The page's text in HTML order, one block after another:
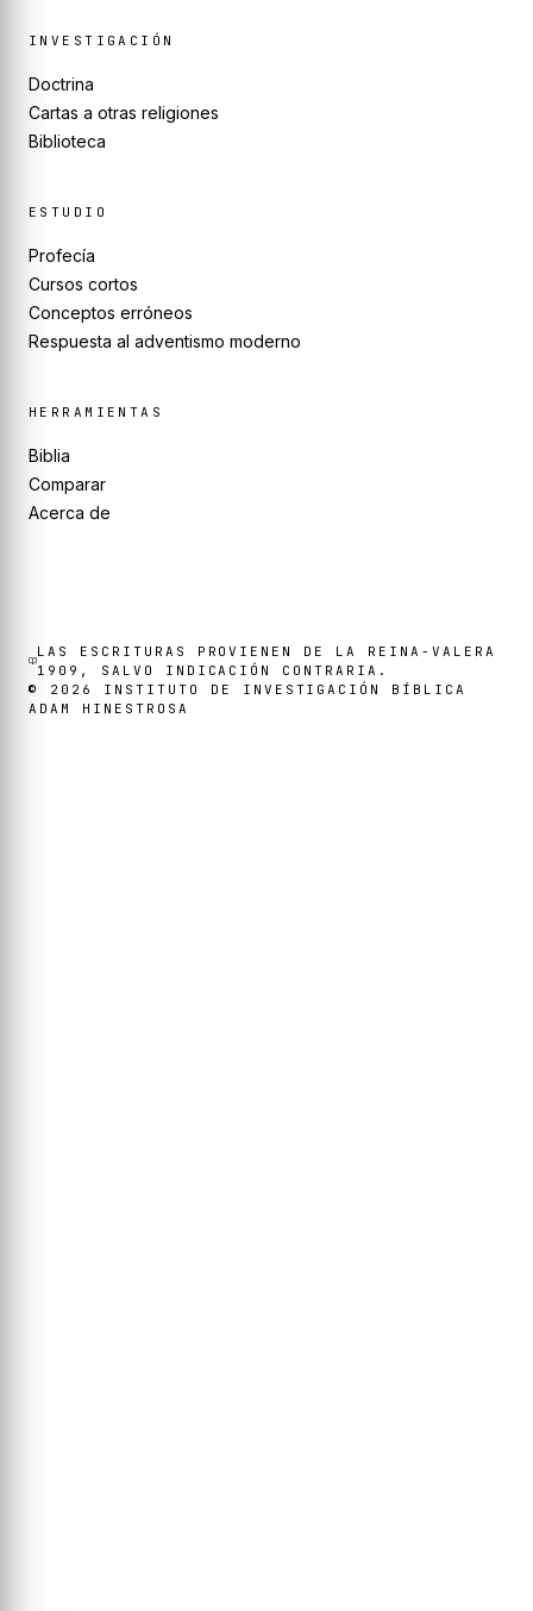
INVESTIGACIÓN
Doctrina
Cartas a otras religiones
Biblioteca
ESTUDIO
Profecía
Cursos cortos
Conceptos erróneos
Respuesta al adventismo moderno
HERRAMIENTAS
Biblia
Comparar
Acerca de
LAS ESCRITURAS PROVIENEN DE LA REINA-VALERA
1909, SALVO INDICACIÓN CONTRARIA.
© 2026
INSTITUTO DE INVESTIGACIÓN BÍBLICA
ADAM HINESTROSA